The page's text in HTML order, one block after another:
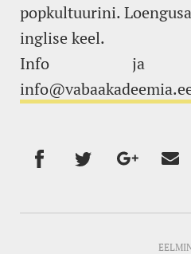
popkultuurini.
inglise keel.
Info ja